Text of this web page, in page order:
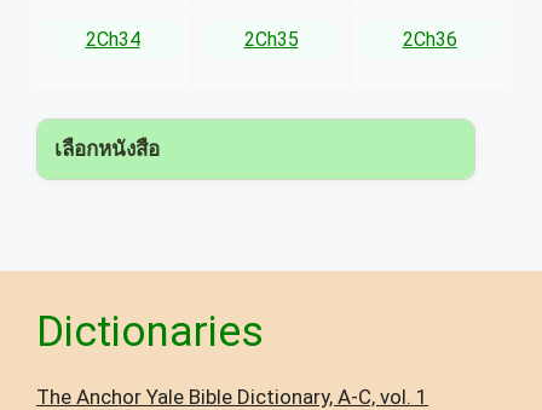
2Ch34 2Ch35 2Ch36
เลือกหนังสือ
Dictionaries
The Anchor Yale Bible Dictionary, A-C, vol. 1